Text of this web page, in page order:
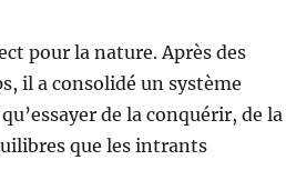
pour la nature. Après des
il a consolidé un système
de la conquérir, de la
que les intrants